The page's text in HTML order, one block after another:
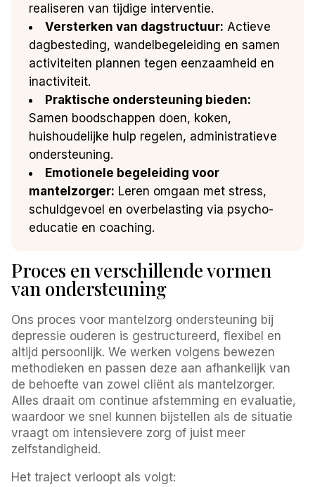
realiseren van tijdige interventie.
Versterken van dagstructuur: Actieve
dagbesteding, wandelbegeleiding en samen
activiteiten plannen tegen eenzaamheid en
inactiviteit.
Praktische ondersteuning bieden:
Samen boodschappen doen, koken,
huishoudelijke hulp regelen, administratieve
ondersteuning.
Emotionele begeleiding voor
mantelzorger: Leren omgaan met stress,
schuldgevoel en overbelasting via psycho-
educatie en coaching.
Proces en verschillende vormen
van ondersteuning
Ons proces voor mantelzorg ondersteuning bij
depressie ouderen is gestructureerd, flexibel en
altijd persoonlijk. We werken volgens bewezen
methodieken en passen deze aan afhankelijk van
de behoefte van zowel cliënt als mantelzorger.
Alles draait om continue afstemming en evaluatie,
waardoor we snel kunnen bijstellen als de situatie
vraagt om intensievere zorg of juist meer
zelfstandigheid.
Het traject verloopt als volgt: